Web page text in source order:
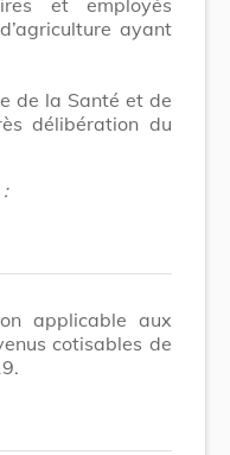
ayant
de la Santé et de
délibération du
applicable aux
cotisables de